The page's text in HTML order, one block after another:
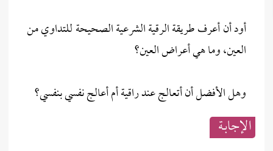
أود أن أعرف طريقة الرقية الشرعية الصحيحة للتداوي من
العين، وما هي أعراض العين؟
وهل الأفضل أن أتعالج عند راقية أم أعالج نفسي بنفسي؟
الإجابــة